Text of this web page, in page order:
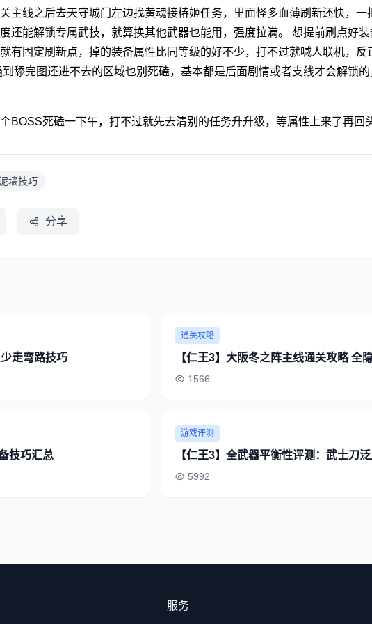
主线之后去天守城门左边找黄魂接椿姬任务，里面怪多血薄刷新还快，一
还能解锁专属武技，就算换其他武器也能用，强度拉满。 想提前刷点好
有固定刷新点，掉的装备属性比同等级的好不少，打不过就喊人联机，反
舔完图还进不去的区域也别死磕，基本都是后面剧情或者支线才会解锁
BOSS死磕一下午，打不过就先去清别的任务升升级，等属性上来了再回
墙技巧
分享
走弯路技巧
通关攻略
【仁王3】大阪冬之阵主线通关攻略 全
1566
技巧汇总
游戏评测
【仁王3】全武器平衡性评测：武士刀
5992
服务